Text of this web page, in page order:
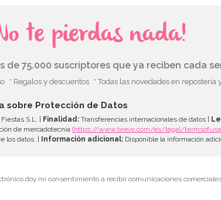
te pierdas nada!
de 75.000 suscriptores que ya reciben cada
* Regalos y descuentos * Todas las novedades en repostería
sobre Protección de Datos
S.L. | Finalidad: Transferencias internacionales de datos |
de mercadotecnia (https://www.brevo.com/es/legal/
los datos. | Información adicional: Disponible la información
doy mi consentimiento a recibir comunicaciones